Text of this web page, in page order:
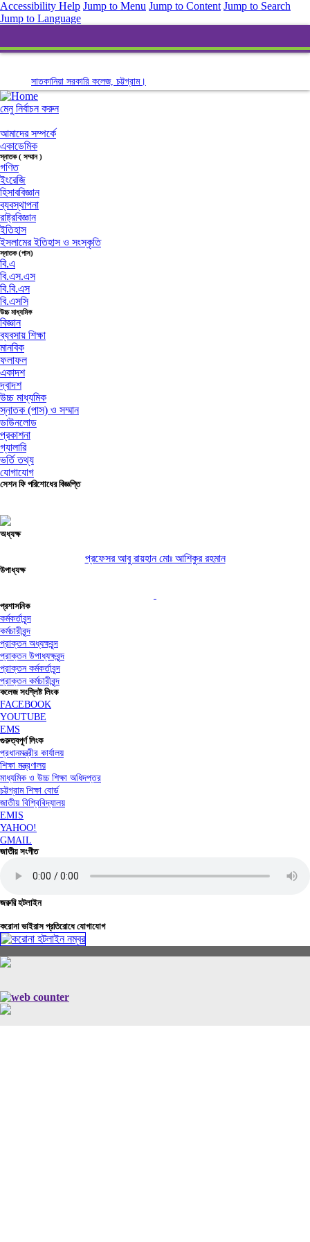
Accessibility Help Jump to Menu Jump to Content Jump to Search
Jump to Language
সাতকানিয়া সরকারি কলেজ, চট্টগ্রাম।
মেনু নির্বাচন করুন
আমাদের সম্পর্কে
একাডেমিক
স্নাতক ( সম্মান )
গণিত
ইংরেজি
হিসাববিজ্ঞান
ব্যবস্থাপনা
রাষ্ট্রবিজ্ঞান
ইতিহাস
ইসলামের ইতিহাস ও সংস্কৃতি
স্নাতক (পাস)
বি.এ
বি.এস.এস
বি.বি.এস
বি.এসসি
উচ্চ মাধ্যমিক
বিজ্ঞান
ব্যবসায় শিক্ষা
মানবিক
ফলাফল
একাদশ
দ্বাদশ
উচ্চ মাধ্যমিক
স্নাতক (পাস) ও সম্মান
ডাউনলোড
প্রকাশনা
গ্যালারি
ভর্তি তথ্য
যোগাযোগ
সেশন ফি পরিশোধের বিজ্ঞপ্তি
অধ্যক্ষ
প্রফেসর আবু রায়হান মোঃ আশিকুর রহমান
উপাধ্যক্ষ
প্রশাসনিক
কর্মকর্তাবৃন্দ
কর্মচারীবৃন্দ
প্রাক্তন অধ্যক্ষবৃন্দ
প্রাক্তন উপাধ্যক্ষবৃন্দ
প্রাক্তন কর্মকর্তাবৃন্দ
প্রাক্তন কর্মচারীবৃন্দ
কলেজ সংশ্লিষ্ট লিংক
FACEBOOK
YOUTUBE
EMS
গুরুত্বপূর্ণ লিংক
প্রধানমন্ত্রীর কার্যালয়
শিক্ষা মন্ত্রণালয়
মাধ্যমিক ও উচ্চ শিক্ষা অধিদপ্তর
চট্টগ্রাম শিক্ষা বোর্ড
জাতীয় বিশ্বিবিদ্যালয়
EMIS
YAHOO!
GMAIL
জাতীয় সংগীত
জরুরি হটলাইন
করোনা ভাইরাস প্রতিরোধে যোগাযোগ